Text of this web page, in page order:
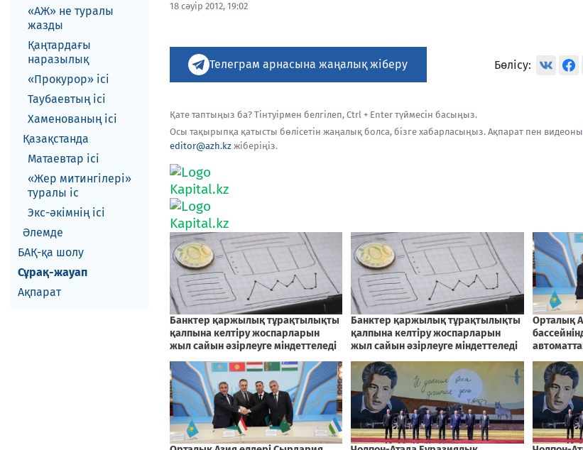
«АЖ» не туралы
жазды
Қаңтардағы
наразылық
«Прокурор» ісі
Таубаевтың ісі
Хаменованың ісі
Қазақстанда
Матаевтар ici
«Жер митингілері»
туралы іс
Экс-әкiмнiң iсi
Әлемде
БАҚ-қа шолу
Сұрақ-жауап
Ақпарат
18 сәуір 2012, 19:02
Телеграм арнасына жаңалық жіберу Бөлісу:
Қате таптыңыз ба? Тінтуірмен белгілеп, Ctrl + Enter түймесін басыңыз.
Осы тақырыпқа қатысты бөлісетін жаңалық болса, бізге хабарласыңыз. Ақпарат пен видеоны
editor@azh.kz жіберіңіз.